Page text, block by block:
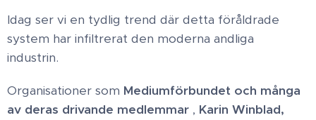
Idag ser vi en tydlig trend där detta föråldrade
system har infiltrerat den moderna andliga
industrin.
Organisationer som Mediumförbundet och många
av deras drivande medlemmar , Karin Winblad,